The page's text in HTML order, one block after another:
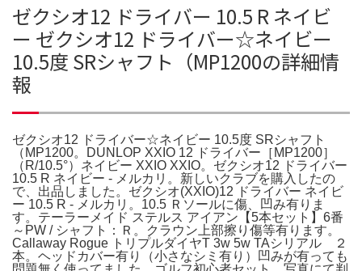
ゼクシオ12 ドライバー 10.5 R ネイビ
ー ゼクシオ12 ドライバー☆ネイビー
10.5度 SRシャフト（MP1200の詳細情
報
ゼクシオ12 ドライバー☆ネイビー 10.5度 SRシャフト
（MP1200。DUNLOP XXIO 12 ドライバー［MP1200］
（R/10.5°）ネイビー XXIO XXIO。ゼクシオ12 ドライバー
10.5 R ネイビー - メルカリ。新しいクラブを購入したの
で、出品しました。ゼクシオ(XXIO)12 ドライバー ネイビ
ー 10.5 R - メルカリ。10.5 Ｒソールに傷、凹み有りま
す。テーラーメイド ステルス アイアン【5本セット】6番
～PW / シャフト：Ｒ。クラウン上部擦り傷等有ります。
Callaway Rogue トリプルダイヤT 3w 5w TAシリアル ２
本。ヘッドカバー有り（小さなシミ有り）凹みが有っても